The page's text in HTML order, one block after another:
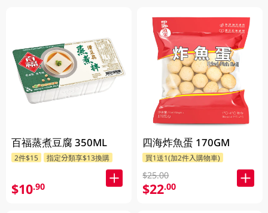
百福蒸煮豆腐 350ML
2件$15 指定分類享$13換購
$10.90
四海炸魚蛋 170GM
買1送1(加2件入購物車)
$25.00
$22.00